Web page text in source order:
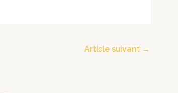
Article suivant →